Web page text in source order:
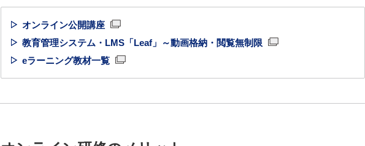
オンライン公開講座
教育管理システム・LMS「Leaf」～動画格納・閲覧無制限
eラーニング教材一覧